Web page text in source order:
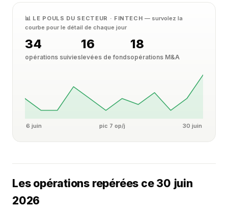
📊 LE POULS DU SECTEUR · FINTECH— survolez la
courbe pour le détail de chaque jour
34
opérations suivies
16
levées de fonds
18
opérations M&A
6 juin pic 7 op/j 30 juin
Les opérations repérées ce 30 juin
2026